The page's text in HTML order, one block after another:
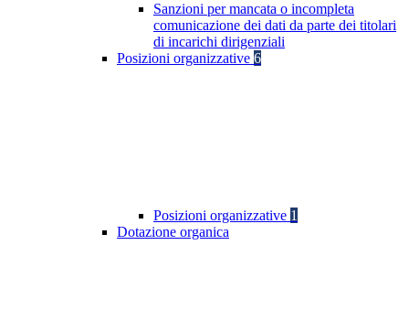
Sanzioni per mancata o incompleta
comunicazione dei dati da parte dei titolari
di incarichi dirigenziali
Posizioni organizzative 6
Posizioni organizzative 1
Dotazione organica